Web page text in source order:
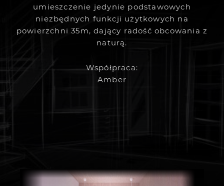
umieszczenie jedynie podstawowych
niezbędnych funkcji użytkowych na
powierzchni 35m, dający radość obcowania z
naturą.
Współpraca:
Amber